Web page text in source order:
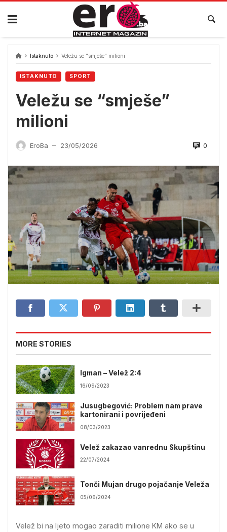
Skip
content
Istaknuto Veležu se “smješe” milioni
ISTAKNUTO SPORT
Veležu se “smješe”
milioni
EroBa — 23/05/2026 0
MORE STORIES
Igman – Velež 2:4
16/09/2023
Jusugbegović: Problem nam prave
kartonirani i povrijeđeni
08/03/2023
Velež zakazao vanrednu Skupštinu
22/07/2024
Tonči Mujan drugo pojačanje Veleža
05/06/2024
Velež bi na ljeto mogao zaraditi milione KM ako se u